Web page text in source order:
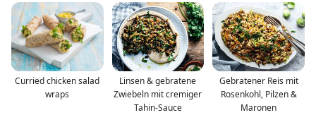
Curried chicken salad
wraps
Linsen & gebratene
Zwiebeln mit cremiger
Tahin-Sauce
Gebratener Reis mit
Rosenkohl, Pilzen &
Maronen